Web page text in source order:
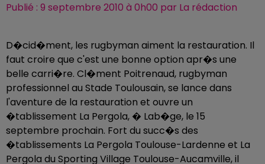
Publié : 9 septembre 2010 à 0h00 par La rédaction
D�cid�ment, les rugbyman aiment la restauration. Il
faut croire que c'est une bonne option apr�s une
belle carri�re. Cl�ment Poitrenaud, rugbyman
professionnel au Stade Toulousain, se lance dans
l'aventure de la restauration et ouvre un
�tablissement La Pergola, � Lab�ge, le 15
septembre prochain. Fort du succ�s des
�tablissements La Pergola Toulouse-Lardenne et La
Pergola du Sporting Village Toulouse-Aucamville, il